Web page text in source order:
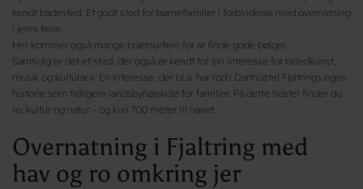
kendt badested. Et godt sted for børnefamilier i forbindelse med overnatning
i jeres ferie.
Her kommer også mange brætsurfere for at finde gode bølger.
Samtidig er det et sted, der også er kendt for sin interesse for billedkunst,
musik og kulturarv. En interesse, der bl.a. har rod i Danhostel Fjaltrings egen
historie som tidligere landsbyhøjskole for familier. På dette hostel finder du
ro, kultur og natur - og kun 700 meter til havet.
Overnatning i Fjaltring med
hav og ro omkring jer